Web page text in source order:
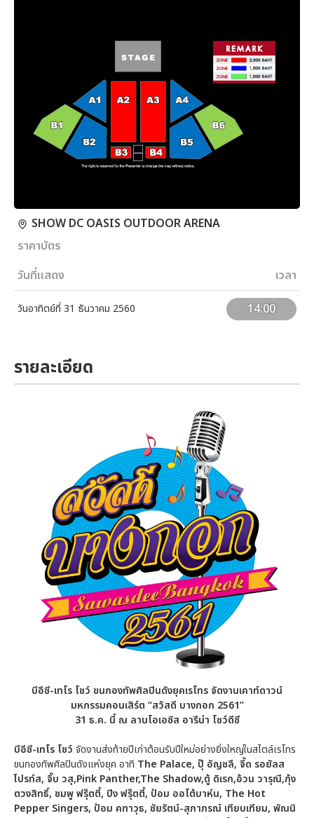
SHOW DC OASIS OUTDOOR ARENA
ราคาบัตร
วันที่แสดง
เวลา
วันอาทิตย์ที่ 31 ธันวาคม 2560 14:00
รายละเอียด
บีอีซี-เทโร โชว์ ขนกองทัพศิลปินดังยุคเรโทร จัดงานเคาท์ดาวน์
มหกรรมคอนเสิร์ต “สวัสดี บางกอก 2561”
31 ธ.ค. นี้ ณ ลานโอเอซิส อารีน่า โชว์ดีซี
บีอีซี-เทโร โชว์ จัดงานส่งท้ายปีเก่าต้อนรับปีใหม่อย่างยิ่งใหญ่ในสไตล์เรโทร
ขนกองทัพศิลปินดังแห่งยุค อาทิ The Palace, ปุ๊ อัญชลี, จี๊ด รอยัลส
ไปรท์ส, จิ๊บ วสุ,Pink Panther,The Shadow,ตู้ ดิเรก,อ้วน วารุณี,กุ้ง
ตวงสิทธิ์, ชมพู ฟรุ๊ตตี้, ปิง ฟรุ๊ตตี้, ป้อม ออโต้บาห์น, The Hot
Pepper Singers, ป้อม คฑาวุธ, ชัยรัตน์-สุภาภรณ์ เทียบเทียม, พัณนิ